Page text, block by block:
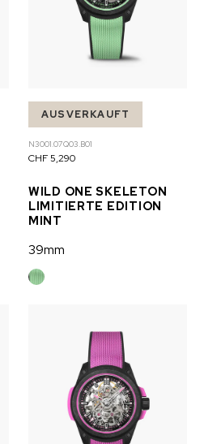
AUSVERKAUFT
N3001.07Q03.B01
CHF 5,290
WILD ONE SKELETON
LIMITIERTE EDITION
MINT
39mm